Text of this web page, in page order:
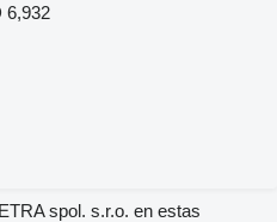
6,932
spol. s.r.o. en estas